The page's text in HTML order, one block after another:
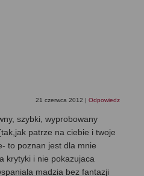
21 czerwca 2012 Odpowiedz
szybki, wyprobowany
patrze na ciebie i twoje
to poznan jest dla mnie
krytyki i nie pokazujaca
madzia bez fantazji